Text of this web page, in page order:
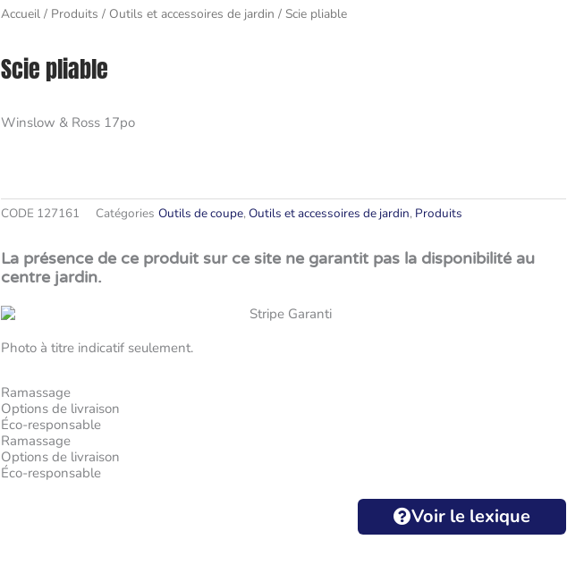
Accueil / Produits / Outils et accessoires de jardin / Scie pliable
Scie pliable
Winslow & Ross 17po
CODE 127161 Catégories Outils de coupe,Outils et accessoires de jardin, Produits
La présence de ce produit sur ce site ne garantit pas la disponibilité au
centre jardin.
Photo à titre indicatif seulement.
Ramassage
Options de livraison
Éco-responsable
Ramassage
Options de livraison
Éco-responsable
Voir le lexique